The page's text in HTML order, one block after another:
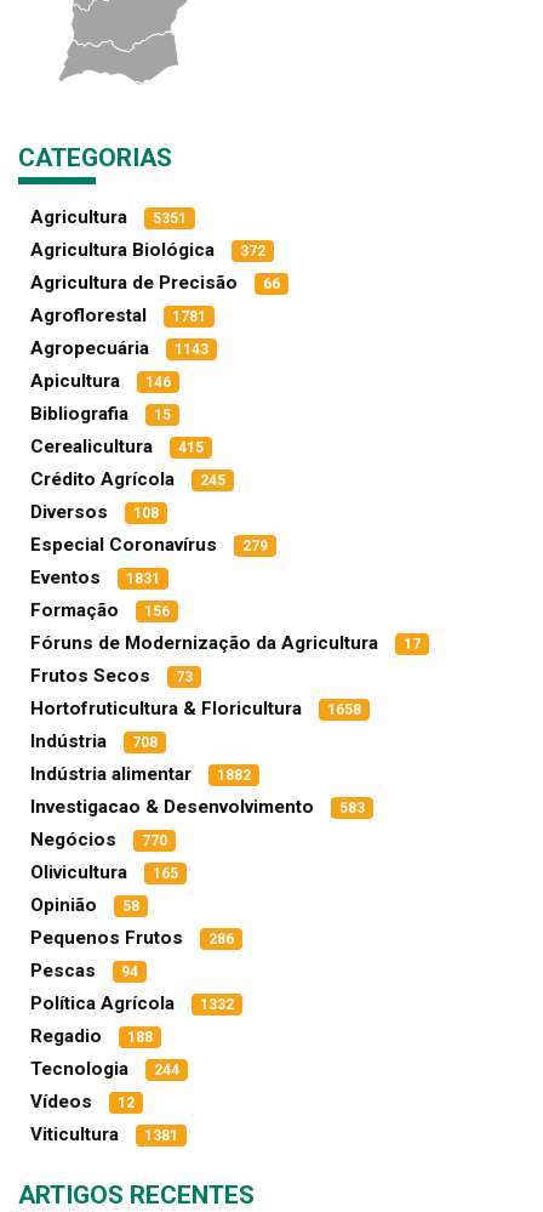
CATEGORIAS
Agricultura 5351
Agricultura Biológica 372
Agricultura de Precisão 66
Agroflorestal 1781
Agropecuária 1143
Apicultura 146
Bibliografia 15
Cerealicultura 415
Crédito Agrícola 245
Diversos 108
Especial Coronavírus 279
Eventos 1831
Formação 156
Fóruns de Modernização da Agricultura 17
Frutos Secos 73
Hortofruticultura & Floricultura 1658
Indústria 708
Indústria alimentar 1882
Investigacao & Desenvolvimento 583
Negócios 770
Olivicultura 165
Opinião 58
Pequenos Frutos 286
Pescas 94
Política Agrícola 1332
Regadio 188
Tecnologia 244
Vídeos 12
Viticultura 1381
ARTIGOS RECENTES